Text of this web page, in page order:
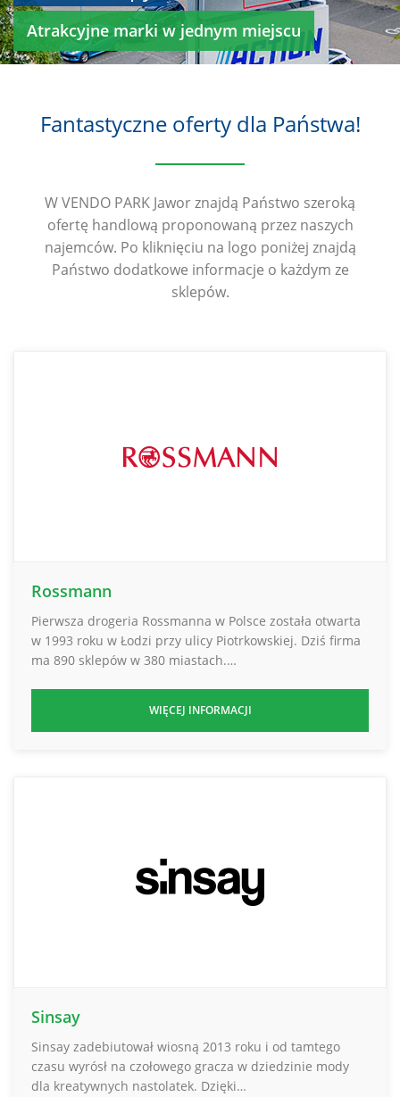
Atrakcyjne marki w jednym miejscu
Fantastyczne oferty dla Państwa!
W VENDO PARK Jawor znajdą Państwo szeroką
ofertę handlową proponowaną przez naszych
najemców. Po kliknięciu na logo poniżej znajdą
Państwo dodatkowe informacje o każdym ze
sklepów.
Rossmann
Pierwsza drogeria Rossmanna w Polsce została otwarta
w 1993 roku w Łodzi przy ulicy Piotrkowskiej. Dziś firma
ma 890 sklepów w 380 miastach.…
WIĘCEJ INFORMACJI
Sinsay
Sinsay zadebiutował wiosną 2013 roku i od tamtego
czasu wyrósł na czołowego gracza w dziedzinie mody
dla kreatywnych nastolatek. Dzięki…